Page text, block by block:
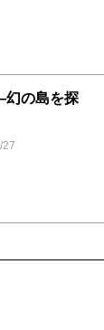
幻の島を探
27